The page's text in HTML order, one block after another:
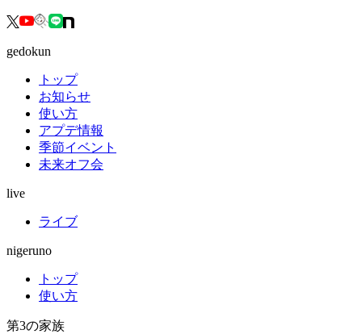
gedokun
トップ
お知らせ
使い方
アプデ情報
季節イベント
未来オフ会
live
ライブ
nigeruno
トップ
使い方
第3の家族